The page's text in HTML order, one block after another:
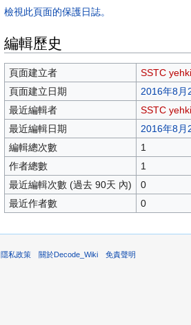
檢視此頁面的保護日誌。
編輯歷史
頁面建立者
SSTC
頁面建立日期
2016年8月
最近編輯者
SSTC
最近編輯日期
2016年8月
編輯總次數
1
作者總數
1
最近編輯次數 (過去 90天 內)
0
最近作者數
0
隱私政策 關於Decode_Wiki 免責聲明